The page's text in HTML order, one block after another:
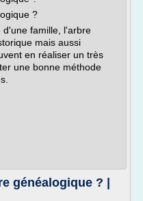
?
d'une famille, l'arbre
mais aussi
en réaliser un très
une bonne méthode
généalogique ? |